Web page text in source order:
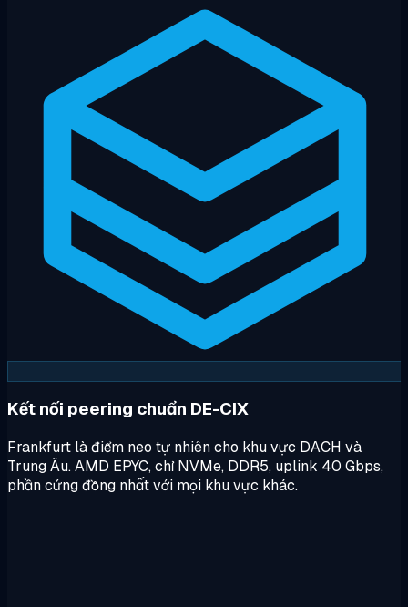
Kết nối peering chuẩn DE-CIX
Frankfurt là điểm neo tự nhiên cho khu vực DACH và
Trung Âu. AMD EPYC, chỉ NVMe, DDR5, uplink 40 Gbps,
phần cứng đồng nhất với mọi khu vực khác.